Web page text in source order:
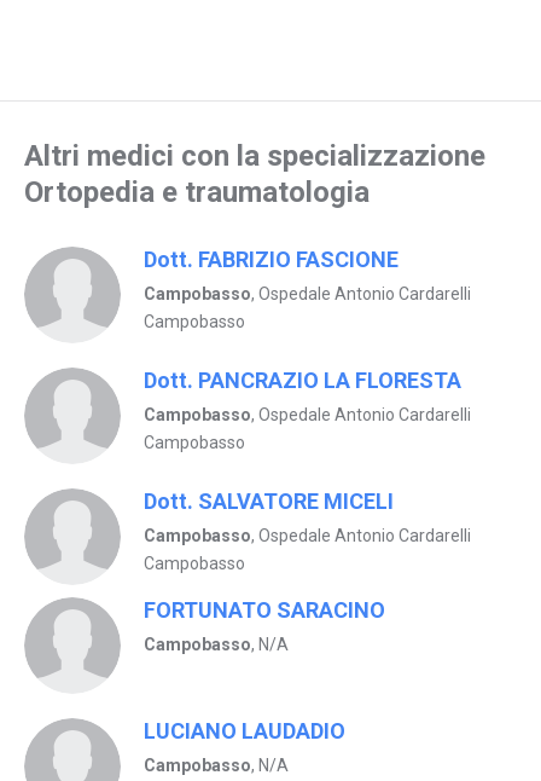
Altri medici con la specializzazione
Ortopedia e traumatologia
Dott. FABRIZIO FASCIONE
Campobasso, Ospedale Antonio Cardarelli
Campobasso
Dott. PANCRAZIO LA FLORESTA
Campobasso, Ospedale Antonio Cardarelli
Campobasso
Dott. SALVATORE MICELI
Campobasso, Ospedale Antonio Cardarelli
Campobasso
FORTUNATO SARACINO
Campobasso, N/A
LUCIANO LAUDADIO
Campobasso, N/A